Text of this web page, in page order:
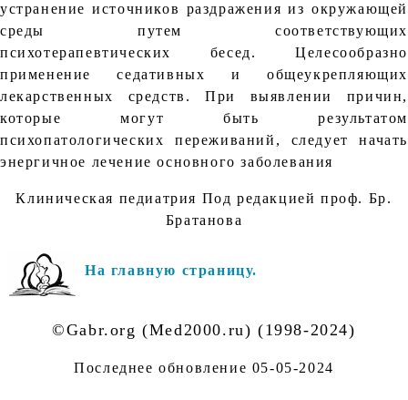
устранение источников раздражения из окружающей
среды путем соответствующих
психотерапевтических бесед. Целесообразно
применение седативных и общеукрепляющих
лекарственных средств. При выявлении причин,
которые могут быть результатом
психопатологических переживаний, следует начать
энергичное лечение основного заболевания
Клиническая педиатрия Под редакцией проф. Бр.
Братанова
На главную страницу.
©Gabr.org (Med2000.ru) (1998-2024)
Последнее обновление 05-05-2024